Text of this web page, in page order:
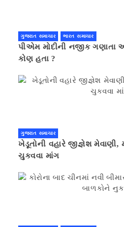
ગુજરાત સમાચાર ભારત સમાચાર
પીએમ મોદીની નજીક ગણાતા
કોણ હતા ?
ગુજરાત સમાચાર
ખેડૂતોની વહારે જીજ્ઞેશ
ચુકવવા માંગ